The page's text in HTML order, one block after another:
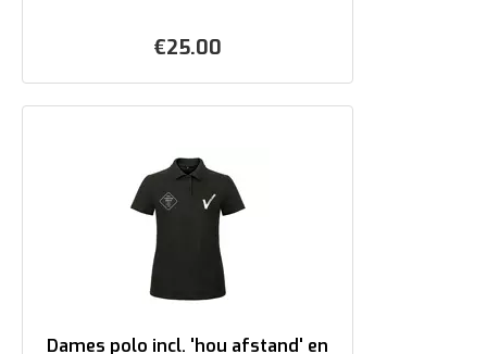
€25.00
Dames polo incl. 'hou afstand' en